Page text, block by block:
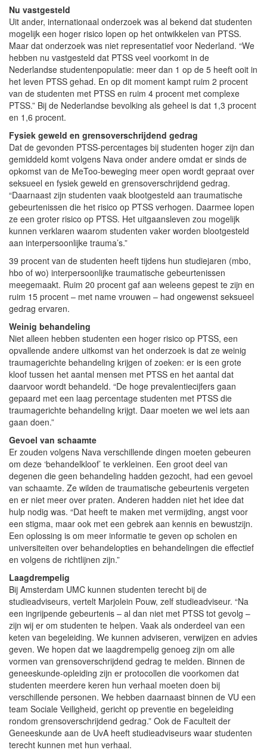
Nu vastgesteld
Uit ander, internationaal onderzoek was al bekend dat studenten
mogelijk een hoger risico lopen op het ontwikkelen van PTSS.
Maar dat onderzoek was niet representatief voor Nederland. “We
hebben nu vastgesteld dat PTSS veel voorkomt in de
Nederlandse studentenpopulatie: meer dan 1 op de 5 heeft ooit in
het leven PTSS gehad. En op dit moment kampt ruim 2 procent
van de studenten met PTSS en ruim 4 procent met complexe
PTSS.” Bij de Nederlandse bevolking als geheel is dat 1,3 procent
en 1,6 procent.
Fysiek geweld en grensoverschrijdend gedrag
Dat de gevonden PTSS-percentages bij studenten hoger zijn dan
gemiddeld komt volgens Nava onder andere omdat er sinds de
opkomst van de MeToo-beweging meer open wordt gepraat over
seksueel en fysiek geweld en grensoverschrijdend gedrag.
“Daarnaast zijn studenten vaak blootgesteld aan traumatische
gebeurtenissen die het risico op PTSS verhogen. Daarmee lopen
ze een groter risico op PTSS. Het uitgaansleven zou mogelijk
kunnen verklaren waarom studenten vaker worden blootgesteld
aan interpersoonlijke trauma’s.”
39 procent van de studenten heeft tijdens hun studiejaren (mbo,
hbo of wo) interpersoonlijke traumatische gebeurtenissen
meegemaakt. Ruim 20 procent gaf aan weleens gepest te zijn en
ruim 15 procent – met name vrouwen – had ongewenst seksueel
gedrag ervaren.
Weinig behandeling
Niet alleen hebben studenten een hoger risico op PTSS, een
opvallende andere uitkomst van het onderzoek is dat ze weinig
traumagerichte behandeling krijgen of zoeken: er is een grote
kloof tussen het aantal mensen met PTSS en het aantal dat
daarvoor wordt behandeld. “De hoge prevalentiecijfers gaan
gepaard met een laag percentage studenten met PTSS die
traumagerichte behandeling krijgt. Daar moeten we wel iets aan
gaan doen.”
Gevoel van schaamte
Er zouden volgens Nava verschillende dingen moeten gebeuren
om deze ‘behandelkloof’ te verkleinen. Een groot deel van
degenen die geen behandeling hadden gezocht, had een gevoel
van schaamte. Ze wilden de traumatische gebeurtenis vergeten
en er niet meer over praten. Anderen hadden niet het idee dat
hulp nodig was. “Dat heeft te maken met vermijding, angst voor
een stigma, maar ook met een gebrek aan kennis en bewustzijn.
Een oplossing is om meer informatie te geven op scholen en
universiteiten over behandelopties en behandelingen die effectief
en volgens de richtlijnen zijn.”
Laagdrempelig
Bij Amsterdam UMC kunnen studenten terecht bij de
studieadviseurs, vertelt Marjolein Pouw, zelf studieadviseur. “Na
een ingrijpende gebeurtenis – al dan niet met PTSS tot gevolg –
zijn wij er om studenten te helpen. Vaak als onderdeel van een
keten van begeleiding. We kunnen adviseren, verwijzen en advies
geven. We hopen dat we laagdrempelig genoeg zijn om alle
vormen van grensoverschrijdend gedrag te melden. Binnen de
geneeskunde-opleiding zijn er protocollen die voorkomen dat
studenten meerdere keren hun verhaal moeten doen bij
verschillende personen. We hebben daarnaast binnen de VU een
team Sociale Veiligheid, gericht op preventie en begeleiding
rondom grensoverschrijdend gedrag.” Ook de Faculteit der
Geneeskunde aan de UvA heeft studieadviseurs waar studenten
terecht kunnen met hun verhaal.